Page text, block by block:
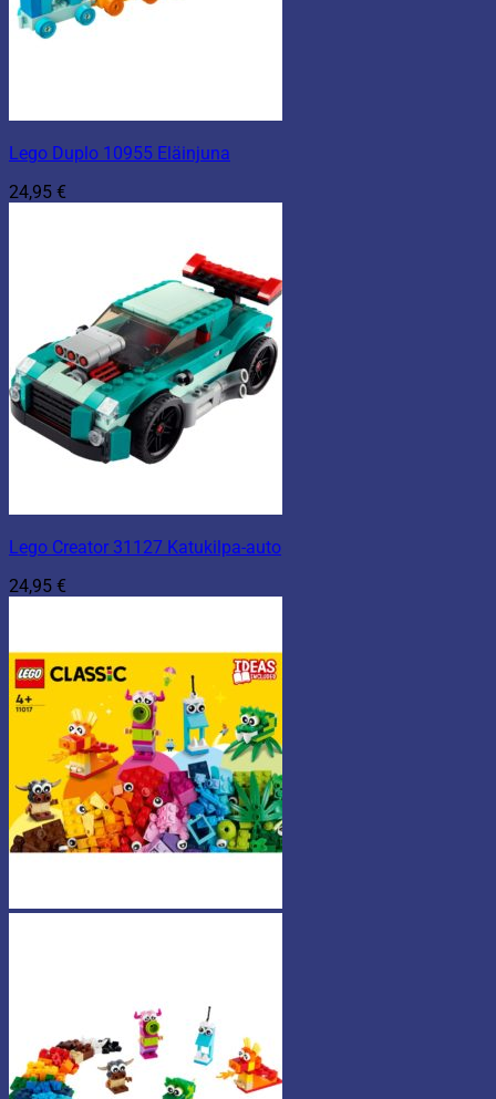
Lego Duplo 10955 Eläinjuna
24,95 €
Lego Creator 31127 Katukilpa-auto
24,95 €